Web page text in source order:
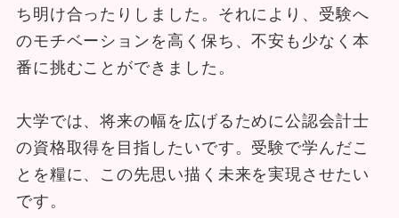
ち明け合ったりしました。それにより、受験へ
のモチベーションを高く保ち、不安も少なく本
番に挑むことができました。
大学では、将来の幅を広げるために公認会計士
の資格取得を目指したいです。受験で学んだこ
とを糧に、この先思い描く未来を実現させたい
です。